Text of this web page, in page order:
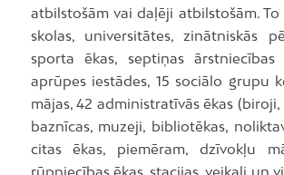
atbilstošām vai daļēji atbilstošām. To
skolas, universitātes, zinātniskās
sporta ēkas, septiņas ārstniecības
aprūpes iestādes, 15 sociālo grupu
mājas, 42 administratīvās ēkas (biroji,
baznīcas, muzeji, bibliotēkas,
citas ēkas, piemēram, dzīvokļu
rūpniecības ēkas, stacijas, veikali un